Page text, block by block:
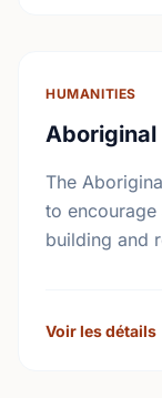
HUMANITIES
Aboriginal
The
to
building and
Voir les détails